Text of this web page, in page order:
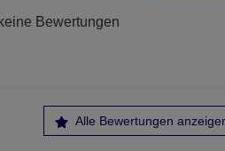
Bewertungen
Alle Bewertungen